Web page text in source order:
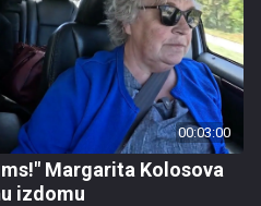
00:03:00
Margarita Kolosova
izdomu